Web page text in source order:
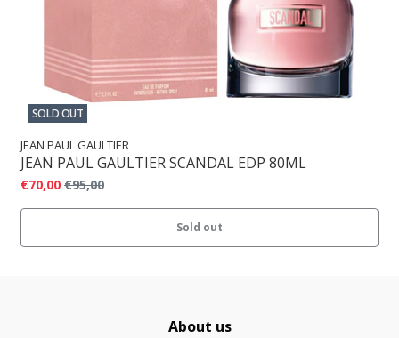
SOLD OUT
JEAN PAUL GAULTIER
JEAN PAUL GAULTIER SCANDAL EDP 80ML
€70,00 €95,00
Sold out
About us